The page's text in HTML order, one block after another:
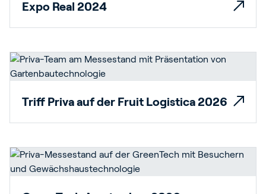
Expo Real 2024
Triff Priva auf der Fruit Logistica 2026